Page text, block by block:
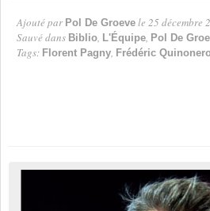
Ajouté par Pol De Groeve le 25 décembre
Sauvé dans Biblio, L'Équipe, Pol De
Tags: Florent Pagny, Frédéric